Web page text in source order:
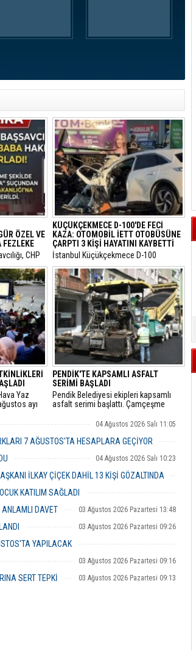
ÖZEL VE
FEZLEKE
CHP
ile CHP
için de
KÜÇÜKÇEKMECE D-100'DE FECİ
KAZA: OTOMOBİL İETT OTOBÜSÜNE
ÇARPTI 3 KİŞİ HAYATINI KAYBETTİ
​İstanbul Küçükçekmece D-100
Karayolu Edirne istikametinde
sürücüsünün kimliği henüz tespit
edilemeyen 34 BLN 100 plakalı
otomobil, önünde seyreden bir İETT
otobüsüne arkadan hızla çarptı.
Yaz
ayı
PENDİK'TE KAPSAMLI ASFALT
SERİMİ BAŞLADI
Pendik Belediyesi ekipleri kapsamlı
asfalt serimi başlattı. Çamçeşme
ekipler, caddenin Kemalpaşa ile Misakı
Milli Caddeleri arasında kalan yaklaşık
400 metrelik bölümü ile caddeye bağlı
04 Ağustos 2026 Salı 11:05
7 AĞUSTOS'TA HESAPLARA GEÇİYOR
04 Ağustos 2026 Salı 10:43
04 Ağustos 2026 Salı 10:23
İLKAY ÇİÇEK DAHİL 13 KİŞİ GÖZALTINDA
KATILIM SAĞLADI
03 Ağustos 2026 Pazartesi 16:31
ANLAMLI DAVET 03 Ağustos 2026 Pazartesi 13:48
03 Ağustos 2026 Pazartesi 09:26
YAPILACAK
03 Ağustos 2026 Pazartesi 09:23
03 Ağustos 2026 Pazartesi 09:16
SERT TEPKİ 03 Ağustos 2026 Pazartesi 09:13